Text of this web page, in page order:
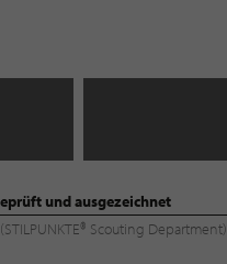
und ausgezeichnet
Scouting Department)